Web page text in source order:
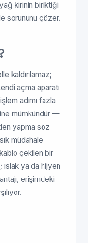
kirinin biriktiği
sorununu çözer.
kaldırılamaz;
açma aparatı
adımı fazla
mümkündür —
yapma söz
müdahale
çekilen bir
ya da hijyen
erişimdeki